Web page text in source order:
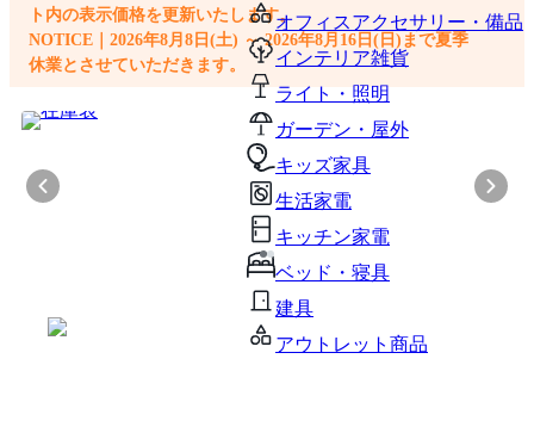
オフィスアクセサリー・備品
インテリア雑貨
ライト・照明
ガーデン・屋外
キッズ家具
生活家電
キッチン家電
ベッド・寝具
建具
アウトレット商品
ト内の表示価格を更新いたします。
NOTICE｜2026年8月8日(土) ～ 2026年8月16日(日)まで夏季
休業とさせていただきます。